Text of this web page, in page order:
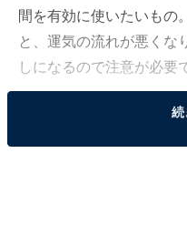
間を有効に使いたいもの
と、運気の流れが悪くな
しになるので注意が必要
それでは、あなたが求め
カバーは何色でしょうか
続